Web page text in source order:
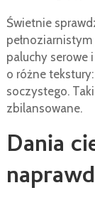
Świetnie
paluchy serowe i
o różne
soczystego.
zbilansowane.
Dania